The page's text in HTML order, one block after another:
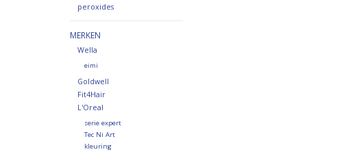
peroxides
MERKEN
Wella
eimi
Goldwell
Fit4Hair
L'Oreal
serie expert
Tec Ni Art
kleuring